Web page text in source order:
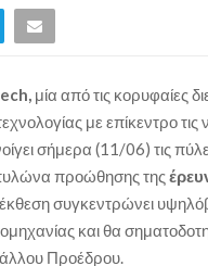
μία από τις κορυφαίες
με επίκεντρο τις
σήμερα (11/06) τις
προώθησης της
συγκεντρώνει
και θα
Προέδρου.